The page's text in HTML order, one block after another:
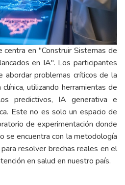
en "Construir Sistemas de
en IA". Los participantes
abordar problemas críticos de la
utilizando herramientas de
predictivos, IA generativa e
Este no es solo un espacio de
de experimentación donde
se encuentra con la metodología
resolver brechas reales en el
en salud en nuestro país.